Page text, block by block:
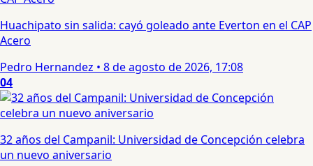
Huachipato sin salida: cayó goleado ante Everton en el CAP
Acero
Pedro Hernandez • 8 de agosto de 2026, 17:08
04
32 años del Campanil: Universidad de Concepción celebra
un nuevo aniversario